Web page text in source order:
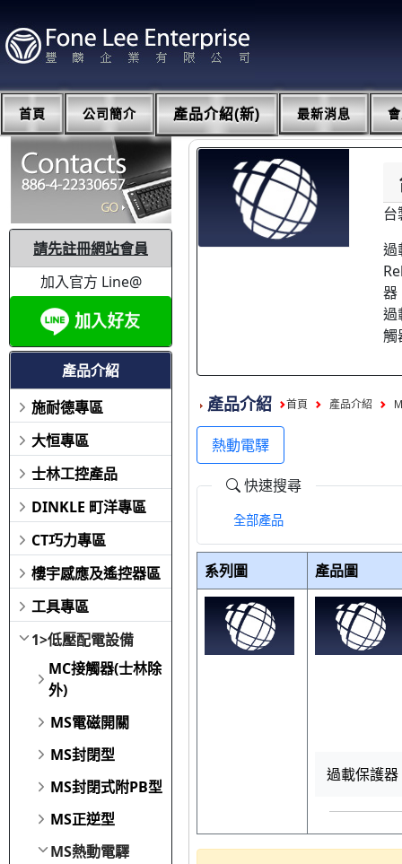
首頁 公司簡介 產品介紹(新) 最新消息
請先註冊網站會員
加入官方 Line@
產品介紹
施耐德專區
大恒專區
士林工控產品
DINKLE 町洋專區
CT巧力專區
樓宇感應及遙控器區
工具專區
1>低壓配電設備
MC接觸器(士林除
外)
MS電磁開關
MS封閉型
MS封閉式附PB型
MS正逆型
MS熱動電驛
台
過
器
過
觸
產品介紹 首頁 產品介紹
熱動電驛
快速搜尋
全部產品
系列圖 產品圖
過載保護器